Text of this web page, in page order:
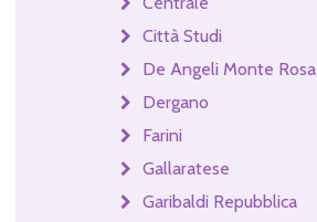
Città Studi
De Angeli Monte Rosa
Dergano
Farini
Gallaratese
Garibaldi Repubblica